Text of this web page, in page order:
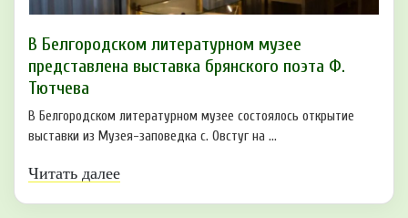
В Белгородском литературном музее
представлена выставка брянского поэта Ф.
Тютчева
В Белгородском литературном музее состоялось открытие
выставки из Музея-заповедка с. Овстуг на ...
Читать далее